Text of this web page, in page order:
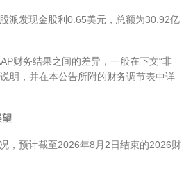
派发现金股利0.65美元，总额为30.92亿
财务结果之间的差异，一般在下文“非
明，并在本公告所附的财务调节表中详
望
，预计截至2026年8月2日结束的2026财